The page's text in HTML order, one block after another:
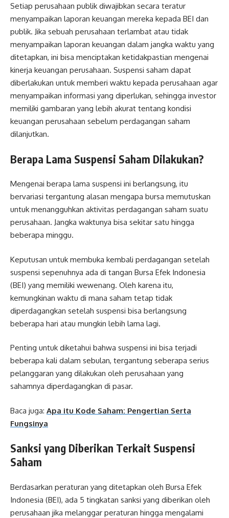
Setiap perusahaan publik diwajibkan secara teratur
menyampaikan laporan keuangan mereka kepada BEI dan
publik. Jika sebuah perusahaan terlambat atau tidak
menyampaikan laporan keuangan dalam jangka waktu yang
ditetapkan, ini bisa menciptakan ketidakpastian mengenai
kinerja keuangan perusahaan. Suspensi saham dapat
diberlakukan untuk memberi waktu kepada perusahaan agar
menyampaikan informasi yang diperlukan, sehingga investor
memiliki gambaran yang lebih akurat tentang kondisi
keuangan perusahaan sebelum perdagangan saham
dilanjutkan.
Berapa Lama Suspensi Saham Dilakukan?
Mengenai berapa lama suspensi ini berlangsung, itu
bervariasi tergantung alasan mengapa bursa memutuskan
untuk menangguhkan aktivitas perdagangan saham suatu
perusahaan. Jangka waktunya bisa sekitar satu hingga
beberapa minggu.
Keputusan untuk membuka kembali perdagangan setelah
suspensi sepenuhnya ada di tangan Bursa Efek Indonesia
(BEI) yang memiliki wewenang. Oleh karena itu,
kemungkinan waktu di mana saham tetap tidak
diperdagangkan setelah suspensi bisa berlangsung
beberapa hari atau mungkin lebih lama lagi.
Penting untuk diketahui bahwa suspensi ini bisa terjadi
beberapa kali dalam sebulan, tergantung seberapa serius
pelanggaran yang dilakukan oleh perusahaan yang
sahamnya diperdagangkan di pasar.
Baca juga: Apa itu Kode Saham: Pengertian Serta
Fungsinya
Sanksi yang Diberikan Terkait Suspensi
Saham
Berdasarkan peraturan yang ditetapkan oleh Bursa Efek
Indonesia (BEI), ada 5 tingkatan sanksi yang diberikan oleh
perusahaan jika melanggar peraturan hingga mengalami